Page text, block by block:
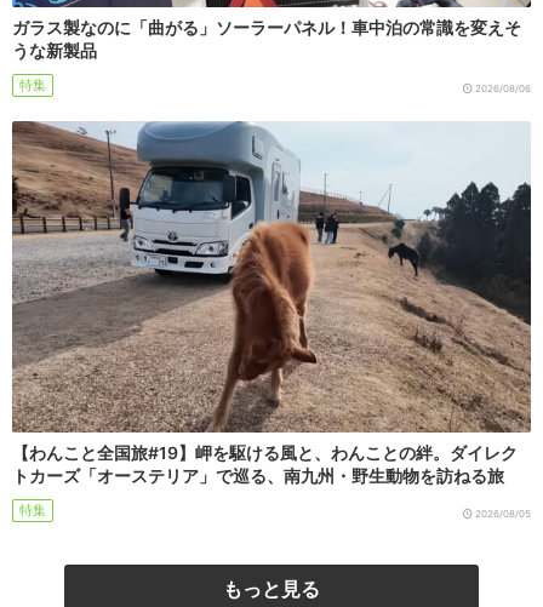
ガラス製なのに「曲がる」ソーラーパネル！車中泊の常識を変えそ
うな新製品
特集 2026/08/06
【わんこと全国旅#19】岬を駆ける風と、わんことの絆。ダイレク
トカーズ「オーステリア」で巡る、南九州・野生動物を訪ねる旅
特集 2026/08/05
もっと見る